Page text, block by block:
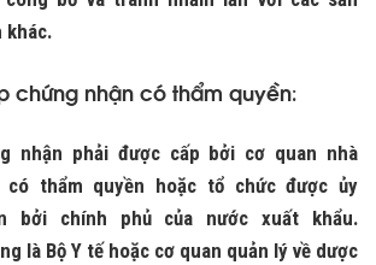
khác.
chứng nhận có thẩm quyền:
nhận phải được cấp bởi cơ quan nhà
có thẩm quyền hoặc tổ chức được ủy
bởi chính phủ của nước xuất khẩu.
là Bộ Y tế hoặc cơ quan quản lý về dược